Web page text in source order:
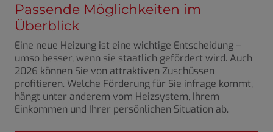
Passende Möglichkeiten im
Überblick
Eine neue Heizung ist eine wichtige Entscheidung –
umso besser, wenn sie staatlich gefördert wird. Auch
2026 können Sie von attraktiven Zuschüssen
profitieren. Welche Förderung für Sie infrage kommt,
hängt unter anderem vom Heizsystem, Ihrem
Einkommen und Ihrer persönlichen Situation ab.